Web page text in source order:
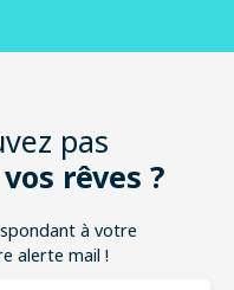
pas
rêves ?
à votre
alerte mail !